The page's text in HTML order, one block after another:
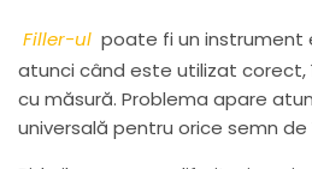
Filler-ul poate fi un instrument
atunci când este utilizat corect,
cu măsură. Problema apare
universală pentru orice semn